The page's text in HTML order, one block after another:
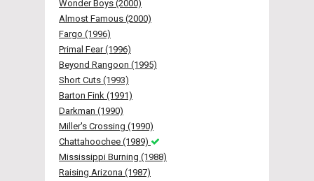
Wonder Boys (2000)
Almost Famous (2000)
Fargo (1996)
Primal Fear (1996)
Beyond Rangoon (1995)
Short Cuts (1993)
Barton Fink (1991)
Darkman (1990)
Miller's Crossing (1990)
Chattahoochee (1989)
Mississippi Burning (1988)
Raising Arizona (1987)